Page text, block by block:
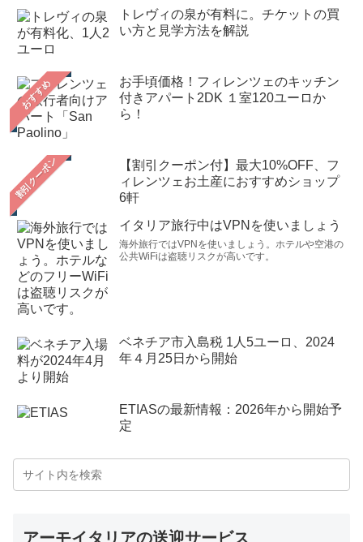
トレヴィの泉が有料に。チケットの買
い方と見学方法を解説
おすすめ
お手頃価格！フィレンツェのキッチン
付きアパート2DK １室120ユーロか
ら！
【割引クーポン付】最大10%OFF、フ
ィレンツェお土産におすすめショップ
6軒
イタリア旅行中はVPNを使いましょう
海外旅行ではVPNを使いましょう。ホテルや空港の
公共WiFiは盗聴リスクが高いです。
ベネチア市入島税 1人5ユーロ、2024
年４月25日から開始
ETIASの最新情報：2026年から開始予
定
アーモイタリアの送迎サービス